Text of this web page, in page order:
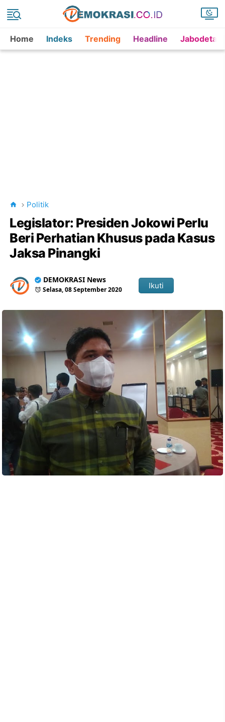
Home Indeks Trending Headline
Politik
Legislator: Presiden Jokowi Perlu
Beri Perhatian Khusus pada Kasus
Jaksa Pinangki
DEMOKRASI News
Selasa, 08 September 2020 Ikuti